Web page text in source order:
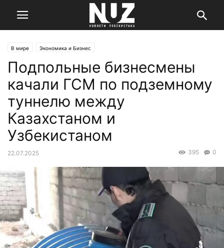
В мире Экономика и Бизнес
Подпольные бизнесмены
качали ГСМ по подземному
туннелю между
Казахстаном и
Узбекистаном
22.07.2025 0
395